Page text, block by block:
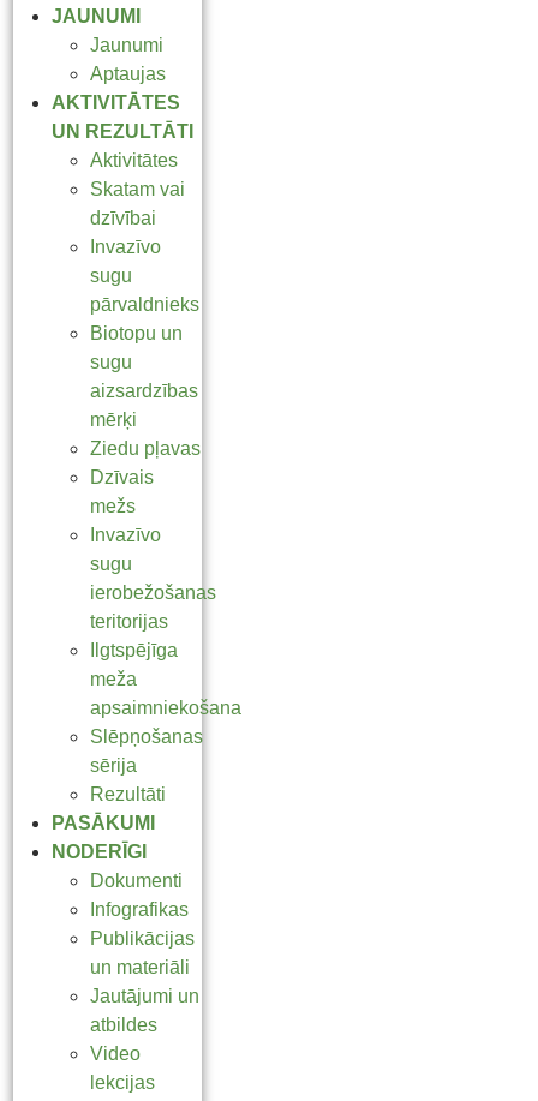
JAUNUMI
Jaunumi
Aptaujas
AKTIVITĀTES
UN REZULTĀTI
Aktivitātes
Skatam vai
dzīvībai
Invazīvo
sugu
pārvaldnieks
Biotopu un
sugu
aizsardzības
mērķi
Ziedu pļavas
Dzīvais
mežs
Invazīvo
sugu
ierobežošanas
teritorijas
Ilgtspējīga
meža
apsaimniekošana
Slēpņošanas
sērija
Rezultāti
PASĀKUMI
NODERĪGI
Dokumenti
Infografikas
Publikācijas
un materiāli
Jautājumi un
atbildes
Video
lekcijas